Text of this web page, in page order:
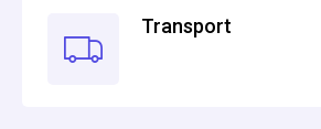
Transport